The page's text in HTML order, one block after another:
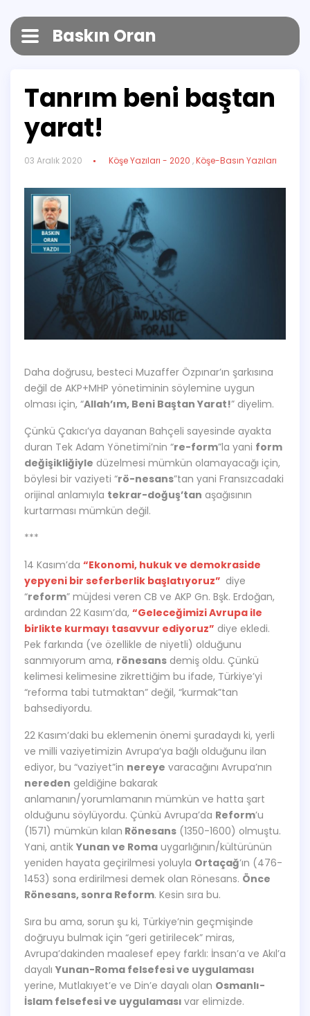
Baskın Oran
Tanrım beni baştan
yarat!
03 Aralık 2020 Köşe Yazıları - 2020 ,Köşe-Basın Yazıları
Daha doğrusu, besteci Muzaffer Özpınar’ın şarkısına
değil de AKP+MHP yönetiminin söylemine uygun
olması için, “Allah’ım, Beni Baştan Yarat!” diyelim.
Çünkü Çakıcı’ya dayanan Bahçeli sayesinde ayakta
duran Tek Adam Yönetimi’nin “re-form”la yani form
değişikliğiyle düzelmesi mümkün olamayacağı için,
böylesi bir vaziyeti “rö-nesans”tan yani Fransızcadaki
orijinal anlamıyla tekrar-doğuş’tan aşağısının
kurtarması mümkün değil.
***
14 Kasım’da “Ekonomi, hukuk ve demokraside
yepyeni bir seferberlik başlatıyoruz” diye
“reform” müjdesi veren CB ve AKP Gn. Bşk. Erdoğan,
ardından 22 Kasım’da, “Geleceğimizi Avrupa ile
birlikte kurmayı tasavvur ediyoruz” diye ekledi.
Pek farkında (ve özellikle de niyetli) olduğunu
sanmıyorum ama, rönesans demiş oldu. Çünkü
kelimesi kelimesine zikrettiğim bu ifade, Türkiye’yi
“reforma tabi tutmaktan” değil, “kurmak”tan
bahsediyordu.
22 Kasım’daki bu eklemenin önemi şuradaydı ki, yerli
ve milli vaziyetimizin Avrupa’ya bağlı olduğunu ilan
ediyor, bu “vaziyet”in nereye varacağını Avrupa’nın
nereden geldiğine bakarak
anlamanın/yorumlamanın mümkün ve hatta şart
olduğunu söylüyordu. Çünkü Avrupa’da Reform’u
(1571) mümkün kılan Rönesans (1350-1600) olmuştu.
Yani, antik Yunan ve Roma uygarlığının/kültürünün
yeniden hayata geçirilmesi yoluyla Ortaçağ’ın (476-
1453) sona erdirilmesi demek olan Rönesans. Önce
Rönesans, sonra Reform. Kesin sıra bu.
Sıra bu ama, sorun şu ki, Türkiye’nin geçmişinde
doğruyu bulmak için “geri getirilecek” miras,
Avrupa’dakinden maalesef epey farklı: İnsan’a ve Akıl’a
dayalı Yunan-Roma felsefesi ve uygulaması
yerine, Mutlakıyet’e ve Din’e dayalı olan Osmanlı-
İslam felsefesi ve uygulaması var elimizde.